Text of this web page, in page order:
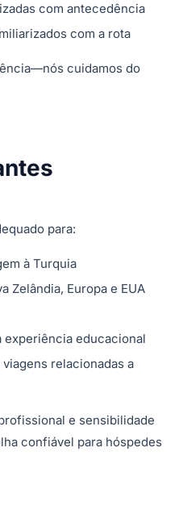
com antecedência
com a rota
cuidamos do
para:
à Turquia
Zelândia, Europa e EUA
experiência educacional
relacionadas a
e sensibilidade
confiável para hóspedes